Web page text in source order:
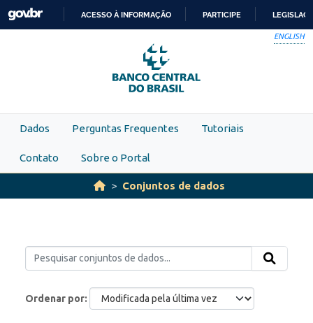
Skip to main content
PARA
O
CONTEÚDO
ACESSO À INFORMAÇÃO PARTICIPE
ENGLISH
Dados Perguntas Frequentes Tutoriais
Contato Sobre o Portal
Conjuntos de dados
Ordenar por